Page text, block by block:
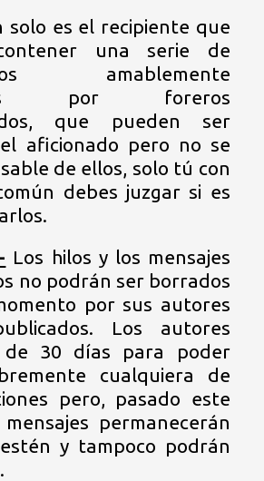
solo es el recipiente que
una serie de
amablemente
por foreros
que pueden ser
aficionado pero no se
de ellos, solo tú con
debes juzgar si es
Los hilos y los mensajes
no podrán ser borrados
por sus autores
Los autores
de 30 días para poder
cualquiera de
pero, pasado este
permanecerán
y tampoco podrán